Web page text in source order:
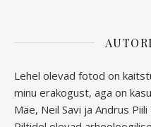
Lehel olevad fotod on
minu erakogust, aga on
Mäe, Neil Savi ja Andrus